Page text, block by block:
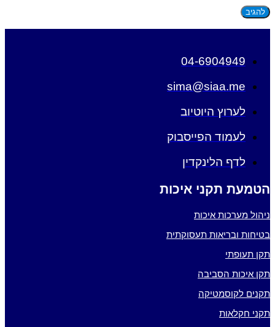
04-6904949
sima@siaa.me
לערוץ היוטיוב
לעמוד הפייסבוק
לדף הלינקדין
הטמעת תקני איכות
ניהול מערכות איכות
בטיחות ובריאות תעסוקתית
תקן תעופתי
תקן איכות הסביבה
תקנים לקוסמטיקה
תקני חקלאות